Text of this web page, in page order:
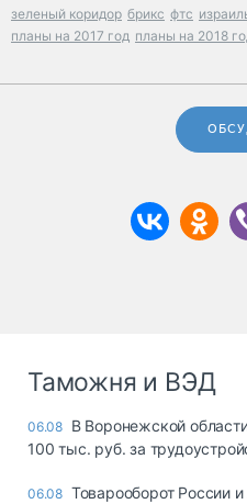
зеленый коридор брикс фтс
планы на 2017 год планы на 2018
Таможня и ВЭД
06.08 В Воронежской
100 тыс. руб. за
06.08 Товарооборот России